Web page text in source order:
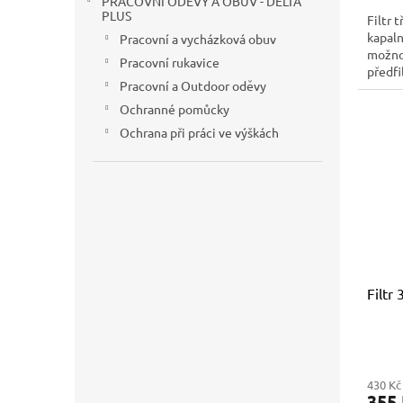
PLUS
Pracovní a vycházková obuv
Pracovní rukavice
Pracovní a Outdoor oděvy
Ochranné pomůcky
Ochrana při práci ve výškách
Filtr
Filtr
430